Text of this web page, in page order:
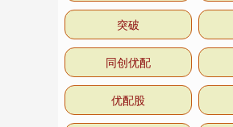
突破
同创优配
优配股